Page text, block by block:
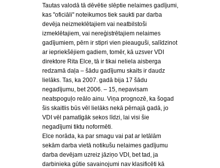
Tautas valodā tā dēvētie slēptie nelaimes gadījumi,
kas "oficiāli" noteikumos tiek saukti par darba
devēja neizmeklētajiem vai neatbilstoši
izmeklētajiem, vai nereģistrētajiem nelaimes
gadījumiem, pērn ir stipri vien pieauguši, salīdzinot
ar iepriekšējiem gadiem, tomēr, kā uzsver VDI
direktore Rita Elce, tā ir tikai neliela aisberga
redzamā daļa – šādu gadījumu skaits ir daudz
lielāks. Tas, ka 2007. gadā bija 17 šādu
negadījumu, bet 2006. – 15, nepavisam
neatspoguļo reālo ainu. Viņa prognozē, ka šogad
šis skaitlis būs vēl lielāks nekā pērnajā gadā, jo
VDI vēl pamatīgāk sekos līdzi, lai visi šie
negadījumi tiktu noformēti.
Elce norāda, ka par smagu vai pat ar letālām
sekām darba vietā notikušu nelaimes gadījumu
darba devējam uzreiz jāziņo VDI, bet tad, ja
darbinieka gūtie savainojumi nav klasificēti kā